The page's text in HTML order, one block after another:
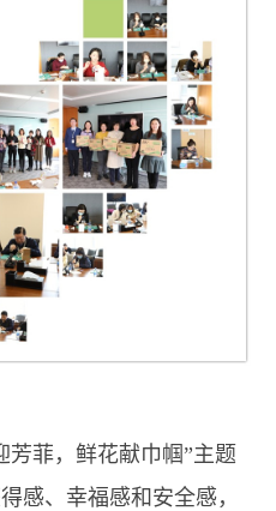
菲，鲜花献巾帼”主题
感、幸福感和安全感，